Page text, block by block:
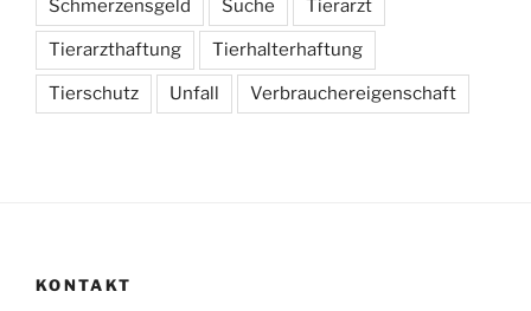
Schmerzensgeld Suche Tierarzt
Tierarzthaftung Tierhalterhaftung
Tierschutz Unfall Verbrauchereigenschaft
KONTAKT